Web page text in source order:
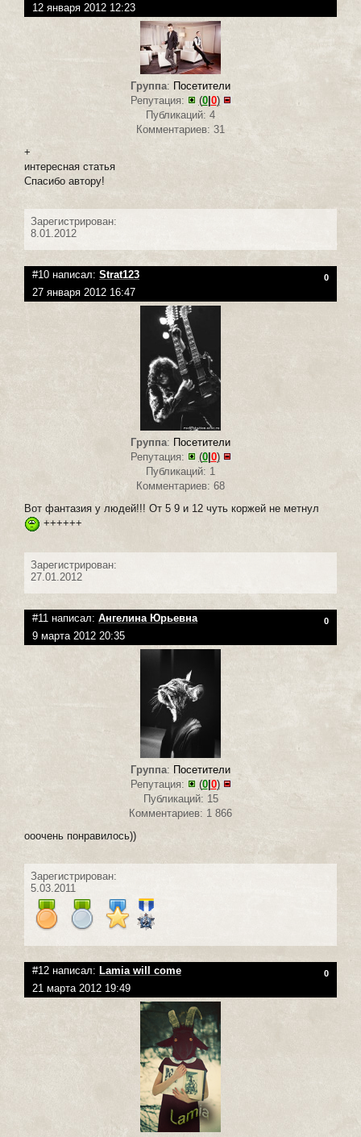
12 января 2012 12:23
Группа: Посетители
Репутация:
(0| 0)
Публикаций: 4
Комментариев: 31
+
интересная статья
Спасибо автору!
Зарегистрирован:
8.01.2012
#10 написал: Strat123 0
27 января 2012 16:47
Группа: Посетители
Репутация:
(0| 0)
Публикаций: 1
Комментариев: 68
Вот фантазия у людей!!! От 5 9 и 12 чуть коржей не метнул
++++++
Зарегистрирован:
27.01.2012
#11 написал: Ангелина Юрьевна 0
9 марта 2012 20:35
Группа: Посетители
Репутация:
(0| 0)
Публикаций: 15
Комментариев: 1 866
ооочень понравилось))
Зарегистрирован:
5.03.2011
#12 написал: Lamia will come 0
21 марта 2012 19:49